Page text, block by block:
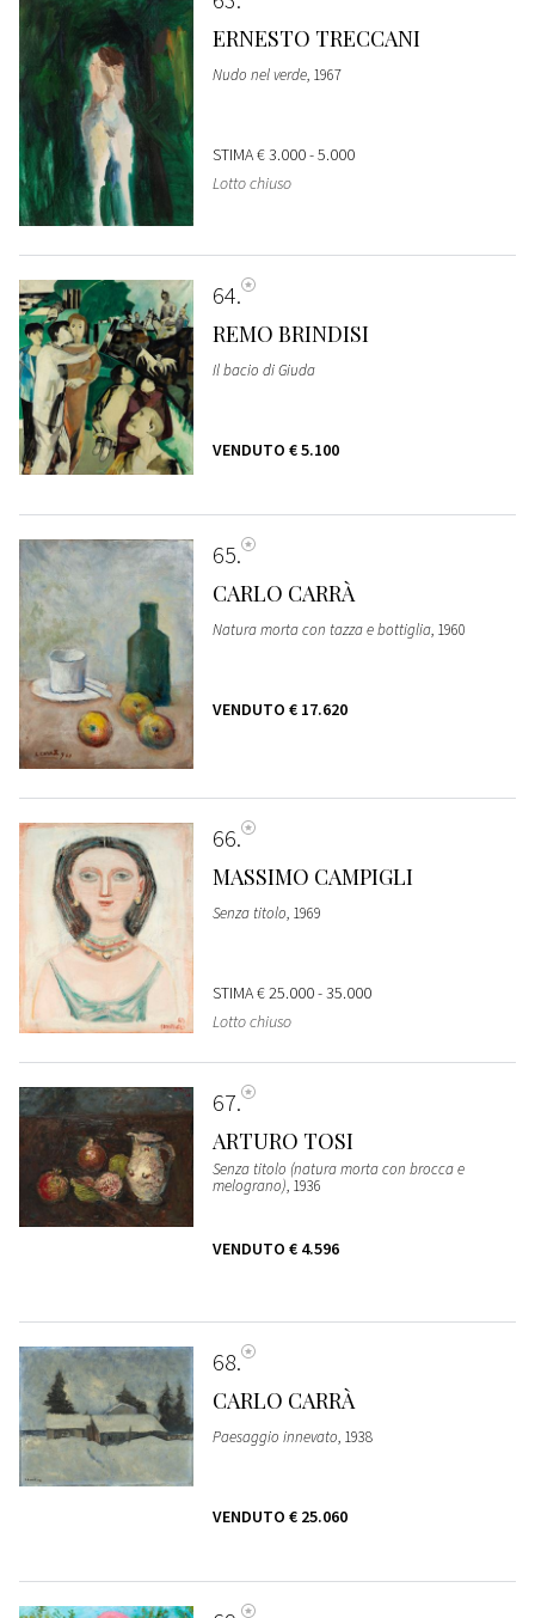
ERNESTO TRECCANI
Nudo nel verde, 1967
STIMA€ 3.000 - 5.000
Lotto chiuso
64
REMO BRINDISI
Il bacio di Giuda
VENDUTO € 5.100
65
CARLO CARRÀ
Natura morta con tazza e bottiglia, 1960
VENDUTO € 17.620
66
MASSIMO CAMPIGLI
Senza titolo, 1969
STIMA€ 25.000 - 35.000
Lotto chiuso
67
ARTURO TOSI
Senza titolo (natura morta con brocca e
melograno), 1936
VENDUTO € 4.596
68
CARLO CARRÀ
Paesaggio innevato, 1938
VENDUTO € 25.060